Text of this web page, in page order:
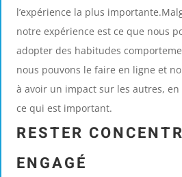
l’expérience la plus
notre expérience est ce que nous
adopter des habitudes
nous pouvons le faire en ligne et
à avoir un impact sur les autres,
ce qui est important.
RESTER
ENGAGÉ